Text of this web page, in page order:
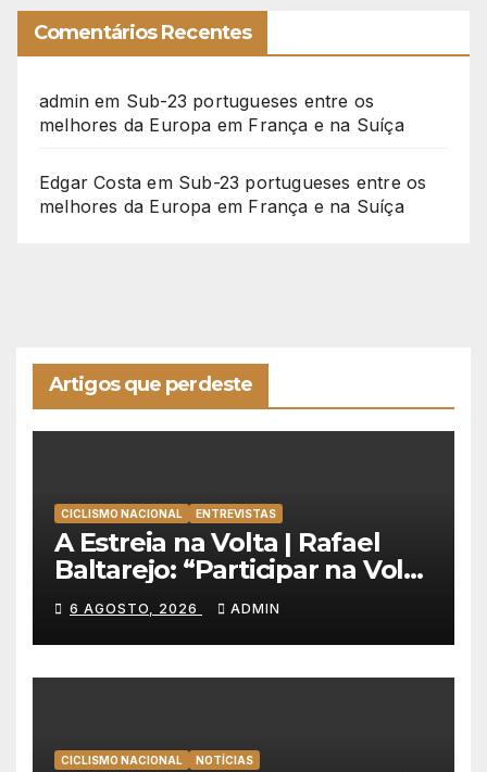
Comentários Recentes
admin em Sub-23 portugueses entre os
melhores da Europa em França e na Suíça
Edgar Costa em Sub-23 portugueses entre os
melhores da Europa em França e na Suíça
Artigos que perdeste
CICLISMO NACIONAL ENTREVISTAS
A Estreia na Volta | Rafael
Baltarejo: “Participar na Volta
a Portugal é o sonho de
qualquer ciclista”
6 AGOSTO, 2026 ADMIN
CICLISMO NACIONAL NOTÍCIAS